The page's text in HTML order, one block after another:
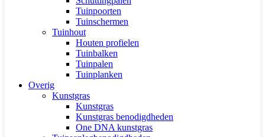
Tuinpoorten
Tuinschermen
Tuinhout
Houten profielen
Tuinbalken
Tuinpalen
Tuinplanken
Overig
Kunstgras
Kunstgras
Kunstgras benodigdheden
One DNA kunstgras